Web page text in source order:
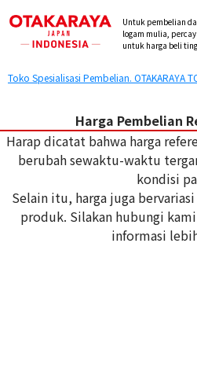
Untuk pembelian
logam mulia,
untuk harga beli
Toko Spesialisasi Pembelian. OTAKARAYA
Harga Pembelian
Harap dicatat bahwa harga
berubah sewaktu-waktu
kondisi
Selain itu, harga juga
produk. Silakan hubungi
informasi